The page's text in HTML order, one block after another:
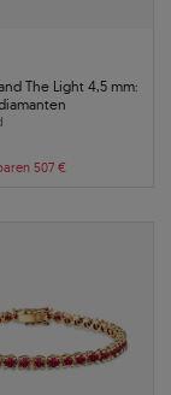
The Light 4,5 mm:
507 €